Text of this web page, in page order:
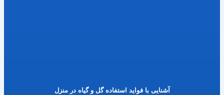
آشنایی با فواید استفاده گل و گیاه در منزل